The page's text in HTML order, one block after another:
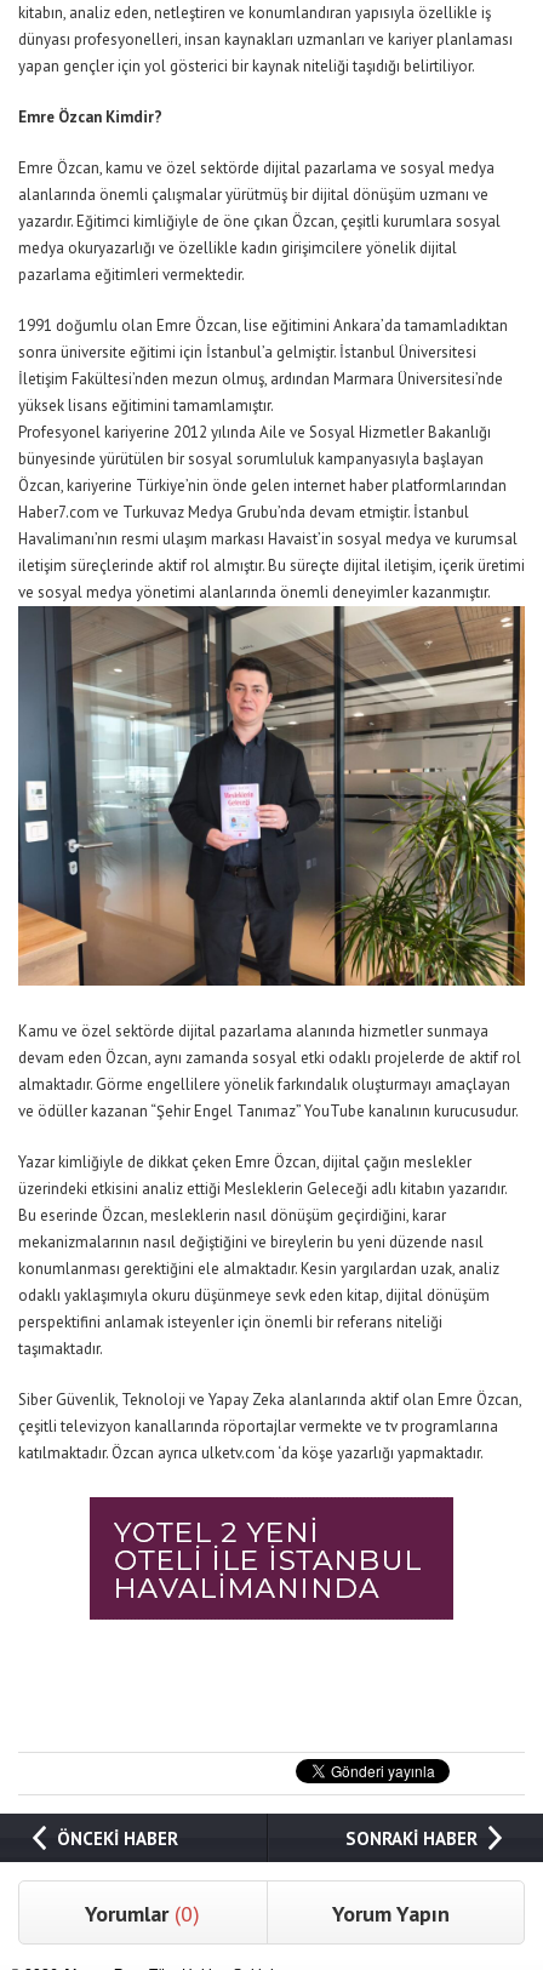
kitabın, analiz eden, netleştiren ve konumlandıran yapısıyla özellikle iş
dünyası profesyonelleri, insan kaynakları uzmanları ve kariyer planlaması
yapan gençler için yol gösterici bir kaynak niteliği taşıdığı belirtiliyor.
Emre Özcan Kimdir?
Emre Özcan, kamu ve özel sektörde dijital pazarlama ve sosyal medya
alanlarında önemli çalışmalar yürütmüş bir dijital dönüşüm uzmanı ve
yazardır. Eğitimci kimliğiyle de öne çıkan Özcan, çeşitli kurumlara sosyal
medya okuryazarlığı ve özellikle kadın girişimcilere yönelik dijital
pazarlama eğitimleri vermektedir.
1991 doğumlu olan Emre Özcan, lise eğitimini Ankara’da tamamladıktan
sonra üniversite eğitimi için İstanbul’a gelmiştir. İstanbul Üniversitesi
İletişim Fakültesi’nden mezun olmuş, ardından Marmara Üniversitesi’nde
yüksek lisans eğitimini tamamlamıştır.
Profesyonel kariyerine 2012 yılında Aile ve Sosyal Hizmetler Bakanlığı
bünyesinde yürütülen bir sosyal sorumluluk kampanyasıyla başlayan
Özcan, kariyerine Türkiye’nin önde gelen internet haber platformlarından
Haber7.com ve Turkuvaz Medya Grubu’nda devam etmiştir. İstanbul
Havalimanı’nın resmi ulaşım markası Havaist’in sosyal medya ve kurumsal
iletişim süreçlerinde aktif rol almıştır. Bu süreçte dijital iletişim, içerik üretimi
ve sosyal medya yönetimi alanlarında önemli deneyimler kazanmıştır.
Kamu ve özel sektörde dijital pazarlama alanında hizmetler sunmaya
devam eden Özcan, aynı zamanda sosyal etki odaklı projelerde de aktif rol
almaktadır. Görme engellilere yönelik farkındalık oluşturmayı amaçlayan
ve ödüller kazanan “Şehir Engel Tanımaz” YouTube kanalının kurucusudur.
Yazar kimliğiyle de dikkat çeken Emre Özcan, dijital çağın meslekler
üzerindeki etkisini analiz ettiği Mesleklerin Geleceği adlı kitabın yazarıdır.
Bu eserinde Özcan, mesleklerin nasıl dönüşüm geçirdiğini, karar
mekanizmalarının nasıl değiştiğini ve bireylerin bu yeni düzende nasıl
konumlanması gerektiğini ele almaktadır. Kesin yargılardan uzak, analiz
odaklı yaklaşımıyla okuru düşünmeye sevk eden kitap, dijital dönüşüm
perspektifini anlamak isteyenler için önemli bir referans niteliği
taşımaktadır.
Siber Güvenlik, Teknoloji ve Yapay Zeka alanlarında aktif olan Emre Özcan,
çeşitli televizyon kanallarında röportajlar vermekte ve tv programlarına
katılmaktadır. Özcan ayrıca ulketv.com ‘da köşe yazarlığı yapmaktadır.
ÖNCEKİ HABER SONRAKİ HABER
Yorumlar (0) Yorum Yapın